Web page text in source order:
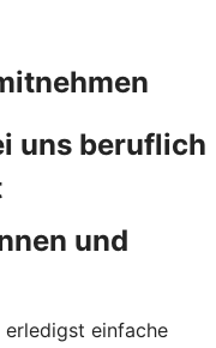
uns beruflich
und
erledigst einfache